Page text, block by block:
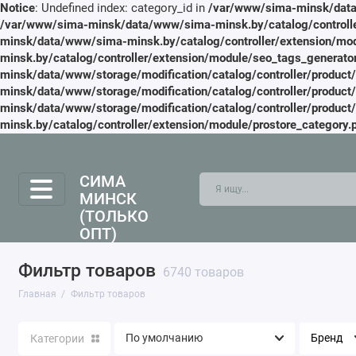
Notice: Undefined index: category_id in /var/www/sima-minsk/
/var/www/sima-minsk/data/www/sima-minsk.by/catalog/
minsk/data/www/sima-minsk.by/catalog/controller/extension/
minsk.by/catalog/controller/extension/module/
minsk/data/www/storage/modification/catalog/controller/
minsk/data/www/storage/modification/catalog/controller/
minsk/data/www/storage/modification/catalog/controller/product/
minsk.by/catalog/controller/extension/module/
СИМА
МИНСК
(ТОЛЬКО
ОПТ)
Фильтр товаров 6740 товаров
Главная Фильтр товаров
Категории Бренд